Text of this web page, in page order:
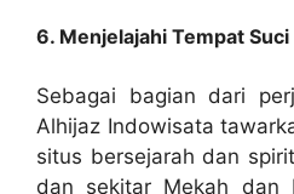
6. Menjelajahi Tempat Suci
Sebagai bagian dari
Alhijaz Indowisata
situs bersejarah dan
dan sekitar Mekah dan